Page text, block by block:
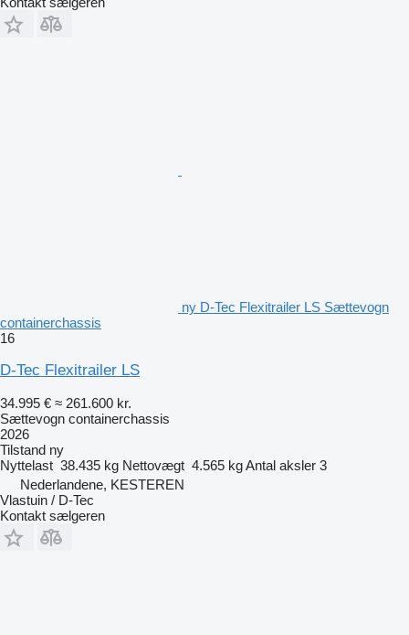
ny D-Tec Flexitrailer LS Sættevogn
containerchassis
16
D-Tec Flexitrailer LS
34.995 € ≈ 261.600 kr.
Sættevogn containerchassis
2026
Tilstand ny
Nyttelast 38.435 kg Nettovægt 4.565 kgAntal aksler 3
Nederlandene, KESTEREN
Vlastuin / D-Tec
Kontakt sælgeren